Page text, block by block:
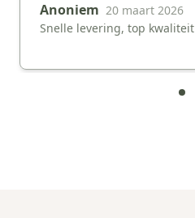
Anoniem 20 maart 2026
Snelle levering, top kwaliteit